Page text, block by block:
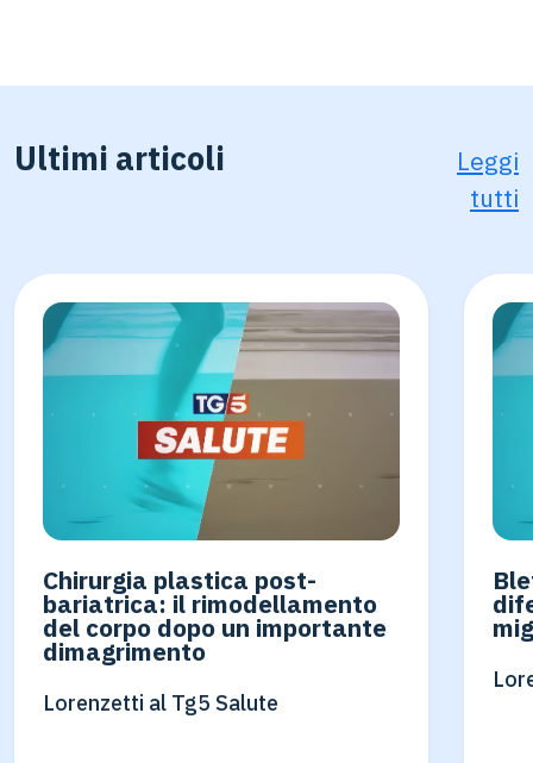
Ultimi articoli
Leggi
tutti
Chirurgia plastica post-
bariatrica: il rimodellamento
del corpo dopo un importante
dimagrimento
Lorenzetti al Tg5 Salute